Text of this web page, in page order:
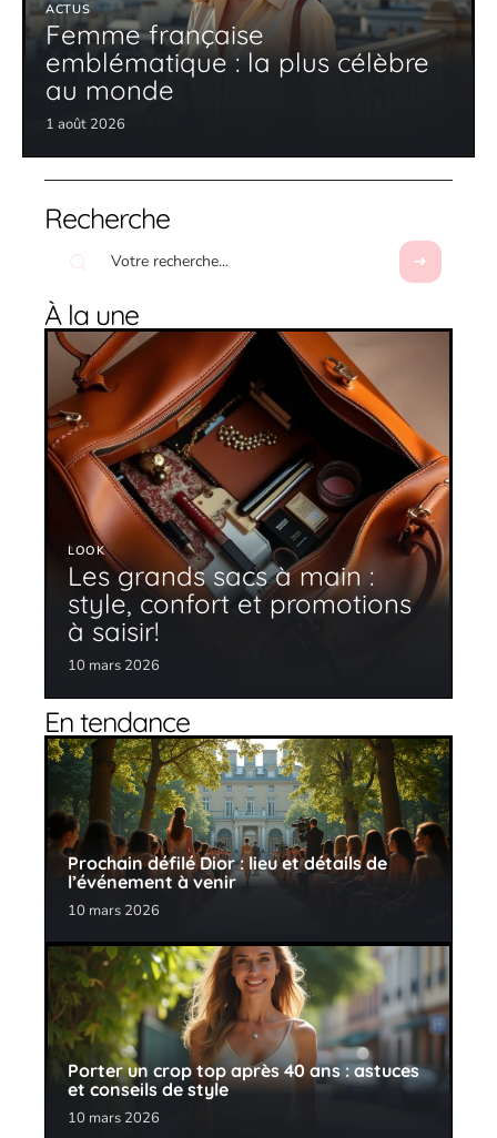
ACTUS
Femme française
emblématique : la plus célèbre
au monde
1 août 2026
Recherche
À la une
LOOK
Les grands sacs à main :
style, confort et promotions
à saisir!
10 mars 2026
En tendance
Prochain défilé Dior : lieu et détails de
l’événement à venir
10 mars 2026
Porter un crop top après 40 ans : astuces
et conseils de style
10 mars 2026